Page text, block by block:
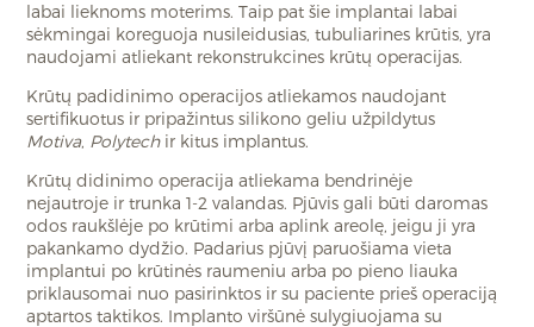
labai lieknoms moterims. Taip pat šie implantai labai
sėkmingai koreguoja nusileidusias, tubuliarines krūtis, yra
naudojami atliekant rekonstrukcines krūtų operacijas.
Krūtų padidinimo operacijos atliekamos naudojant
sertifikuotus ir pripažintus silikono geliu užpildytus
Motiva, Polytechir kitus implantus.
Krūtų didinimo operacija atliekama bendrinėje
nejautroje ir trunka 1-2 valandas. Pjūvis gali būti daromas
odos raukšlėje po krūtimi arba aplink areolę, jeigu ji yra
pakankamo dydžio. Padarius pjūvį paruošiama vieta
implantui po krūtinės raumeniu arba po pieno liauka
priklausomai nuo pasirinktos ir su paciente prieš operaciją
aptartos taktikos. Implanto viršūnė sulygiuojama su